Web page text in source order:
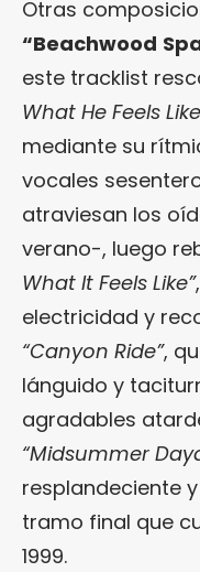
Otras
“Beachwood
este tracklist
What He Feels
mediante su
vocales
atraviesan los
verano-, luego
What It Feels Like”
electricidad y
“Canyon Ride”,
lánguido y
agradables
“Midsummer
resplandeciente
tramo final que
1999.